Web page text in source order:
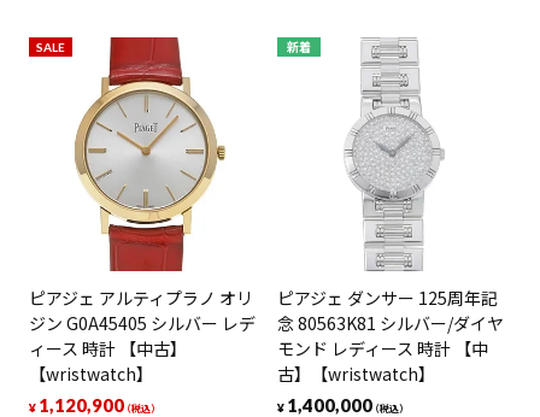
SALE
ピアジェ アルティプラノ オリ
ジン G0A45405 シルバー レデ
ィース 時計 【中古】
【wristwatch】
¥ 1,120,900（税込）
新着
ピアジェ ダンサー 125周年記
念 80563K81 シルバー/ダイヤ
モンド レディース 時計 【中
古】【wristwatch】
¥ 1,400,000（税込）